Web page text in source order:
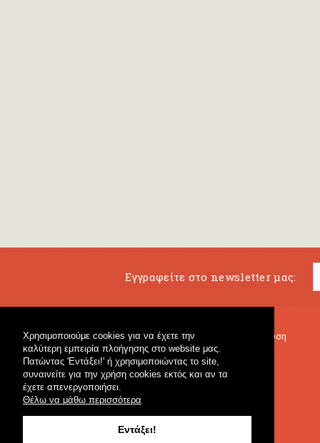
Χρησιμοποιούμε cookies για να έχετε την
καλύτερη εμπειρία πλοήγησης στο website μας.
Πατώντας 'Εντάξει!' ή χρησιμοποιώντας το site,
συναινείτε για την χρήση cookies εκτός και αν τα
έχετε απενεργοποιήσει.
Θέλω να μάθω περισσότερα
Εντάξει!
Εγγραφείτε στο newsletter μας:
Μουσικό Βιβλιοπωλείο
Κρουστά & Εκπαιδευτικό Υλικό
Γενικό Βιβλιοπωλείο
Μουσική Εκπαίδευση
Fagotto Blog